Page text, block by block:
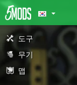
도구
무기
맵